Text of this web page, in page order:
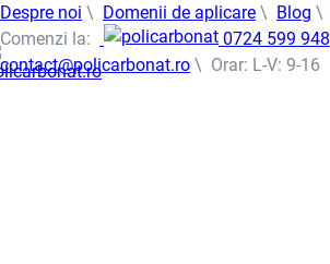
Despre noi \ Domenii de aplicare \ Blog \
Comenzi la:
0724 599 948
contact@policarbonat.ro \ Orar: L-V: 9-16